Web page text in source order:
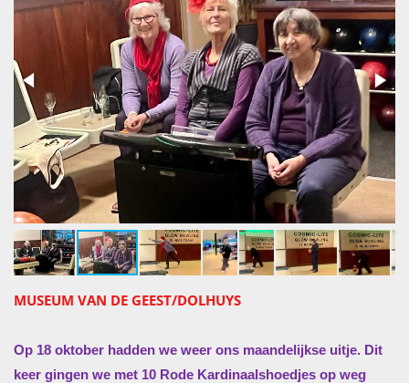
MUSEUM VAN DE GEEST/DOLHUYS
Op 18 oktober hadden we weer ons maandelijkse uitje. Dit
keer gingen we met 10 Rode Kardinaalshoedjes op weg